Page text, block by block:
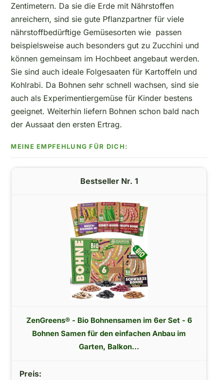
Zentimetern. Da sie die Erde mit Nährstoffen
anreichern, sind sie gute Pflanzpartner für viele
nährstoffbedürftige Gemüsesorten wie passen
beispielsweise auch besonders gut zu Zucchini und
können gemeinsam im Hochbeet angebaut werden.
Sie sind auch ideale Folgesaaten für Kartoffeln und
Kohlrabi. Da Bohnen sehr schnell wachsen, sind sie
auch als Experimentiergemüse für Kinder bestens
geeignet. Weiterhin liefern Bohnen schon bald nach
der Aussaat den ersten Ertrag.
1
ZenGreens® - Bio Bohnensamen im 6er Set - 6
Bohnen Samen für den einfachen Anbau im
Garten, Balkon...